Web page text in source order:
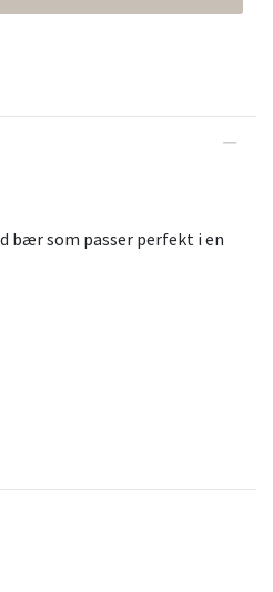
bær som passer perfekt i en